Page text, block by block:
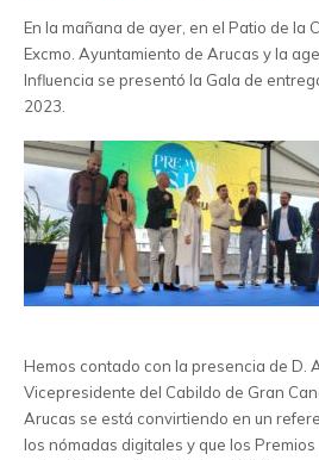
En la mañana de ayer, en el Patio de la
Excmo. Ayuntamiento de Arucas y la
Influencia se presentó la Gala de
2023.
Hemos contado con la presencia de D.
Vicepresidente del Cabildo de Gran
Arucas se está convirtiendo en un
los nómadas digitales y que los